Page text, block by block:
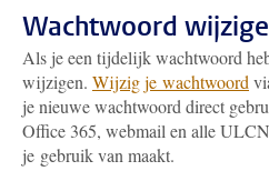
Wachtwoord
Als je een tijdelijk wachtwoord
wijzigen. Wijzig je wachtwoord
je nieuwe wachtwoord direct
Office 365, webmail en alle
je gebruik van maakt.